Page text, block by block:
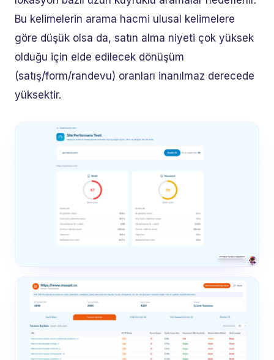
Bu kelimelerin arama hacmi ulusal kelimelere
göre düşük olsa da, satın alma niyeti çok yüksek
olduğu için elde edilecek dönüşüm
(satış/form/randevu) oranları inanılmaz derecede
yüksektir.